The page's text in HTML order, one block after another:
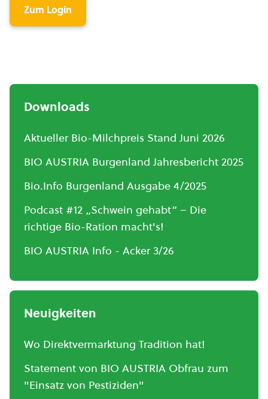
Zum Login
Downloads
Aktueller Bio-Milchpreis Stand Juni 2026
BIO AUSTRIA Burgenland Jahresbericht 2025
Bio.Info Burgenland Ausgabe 4/2025
Podcast #12 „Schwein gehabt“ – Die
richtige Bio-Ration macht's!
BIO AUSTRIA Info - Acker 3/26
Neuigkeiten
Wo Direktvermarktung Tradition hat!
Statement von BIO AUSTRIA Obfrau zum
"Einsatz von Pestiziden"